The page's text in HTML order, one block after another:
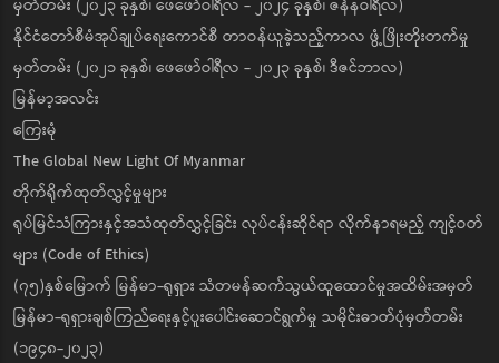
မှတ်တမ်း (၂၀၂၃ ခုနှစ်၊ ဖေဖော်ဝါရီလ - ၂၀၂၄ ခုနှစ်၊ ဇန်နဝါရီလ)
နိုင်ငံတော်စီမံအုပ်ချုပ်ရေးကောင်စီ တာဝန်ယူခဲ့သည့်ကာလ ဖွံ့ဖြိုးတိုးတက်မှု
မှတ်တမ်း (၂၀၂၁ ခုနှစ်၊ ဖေဖော်ဝါရီလ - ၂၀၂၃ ခုနှစ်၊ ဒီဇင်ဘာလ)
မြန်မာ့အလင်း
ကြေးမုံ
The Global New Light Of Myanmar
တိုက်ရိုက်ထုတ်လွှင့်မှုများ
ရုပ်မြင်သံကြားနှင့်အသံထုတ်လွှင့်ခြင်း လုပ်ငန်းဆိုင်ရာ လိုက်နာရမည့် ကျင့်ဝတ်
များ (Code of Ethics)
(၇၅)နှစ်မြောက် မြန်မာ-ရုရှား သံတမန်ဆက်သွယ်ထူထောင်မှုအထိမ်းအမှတ်
မြန်မာ-ရုရှားချစ်ကြည်ရေးနှင့်ပူးပေါင်းဆောင်ရွက်မှု သမိုင်းဓာတ်ပုံမှတ်တမ်း
(၁၉၄၈-၂၀၂၃)